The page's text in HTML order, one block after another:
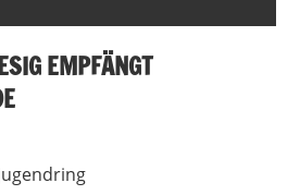
Augustin
e.V.
EMPFÄNGT